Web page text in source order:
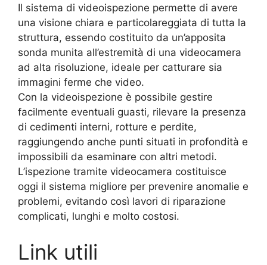
Il sistema di videoispezione permette di avere
una visione chiara e particolareggiata di tutta la
struttura, essendo costituito da un’apposita
sonda munita all’estremità di una videocamera
ad alta risoluzione, ideale per catturare sia
immagini ferme che video.
Con la videoispezione è possibile gestire
facilmente eventuali guasti, rilevare la presenza
di cedimenti interni, rotture e perdite,
raggiungendo anche punti situati in profondità e
impossibili da esaminare con altri metodi.
L’ispezione tramite videocamera costituisce
oggi il sistema migliore per prevenire anomalie e
problemi, evitando così lavori di riparazione
complicati, lunghi e molto costosi.
Link utili